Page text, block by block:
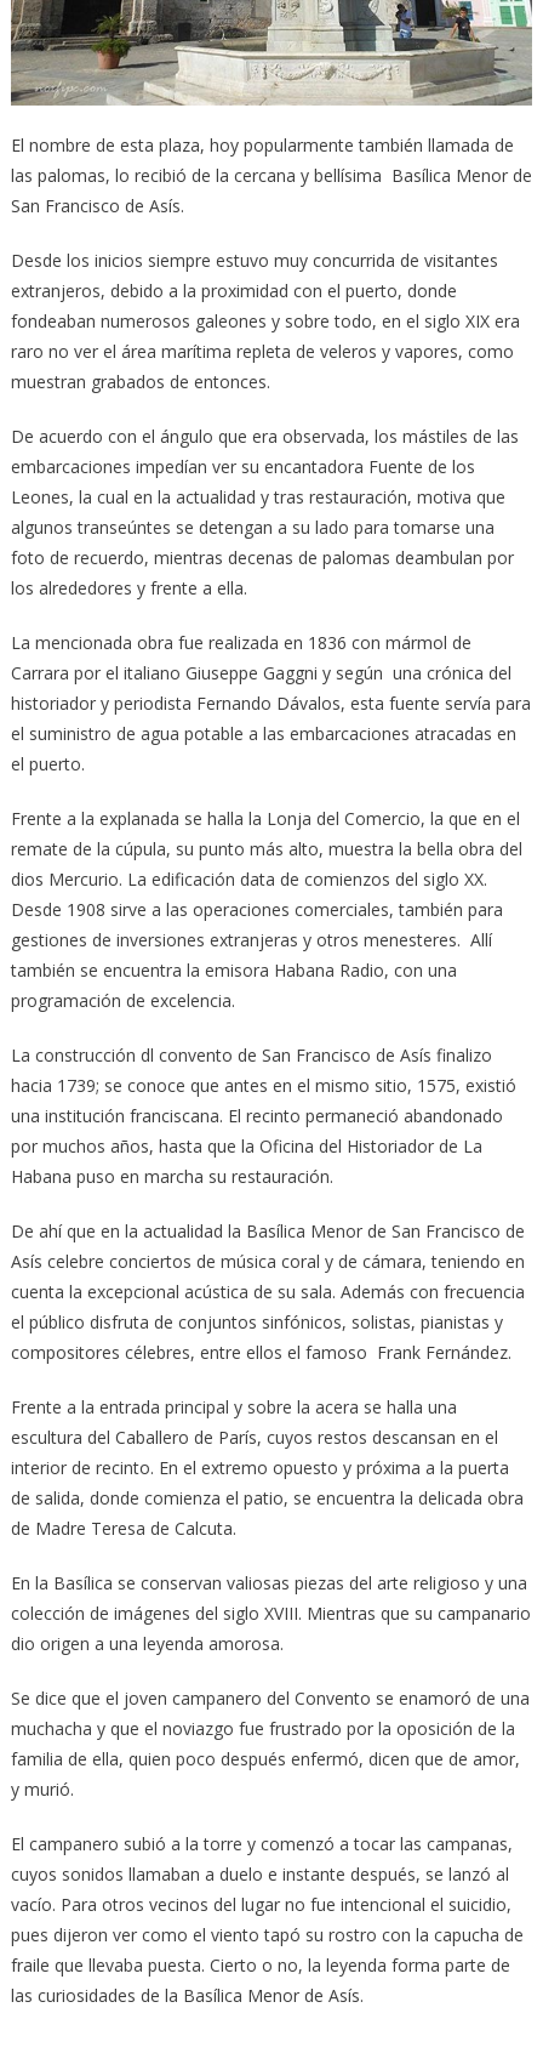
El nombre de esta plaza, hoy popularmente también llamada de
las palomas, lo recibió de la cercana y bellísima Basílica Menor de
San Francisco de Asís.
Desde los inicios siempre estuvo muy concurrida de visitantes
extranjeros, debido a la proximidad con el puerto, donde
fondeaban numerosos galeones y sobre todo, en el siglo XIX era
raro no ver el área marítima repleta de veleros y vapores, como
muestran grabados de entonces.
De acuerdo con el ángulo que era observada, los mástiles de las
embarcaciones impedían ver su encantadora Fuente de los
Leones, la cual en la actualidad y tras restauración, motiva que
algunos transeúntes se detengan a su lado para tomarse una
foto de recuerdo, mientras decenas de palomas deambulan por
los alrededores y frente a ella.
La mencionada obra fue realizada en 1836 con mármol de
Carrara por el italiano Giuseppe Gaggni y según una crónica del
historiador y periodista Fernando Dávalos, esta fuente servía para
el suministro de agua potable a las embarcaciones atracadas en
el puerto.
Frente a la explanada se halla la Lonja del Comercio, la que en el
remate de la cúpula, su punto más alto, muestra la bella obra del
dios Mercurio. La edificación data de comienzos del siglo XX.
Desde 1908 sirve a las operaciones comerciales, también para
gestiones de inversiones extranjeras y otros menesteres. Allí
también se encuentra la emisora Habana Radio, con una
programación de excelencia.
La construcción dl convento de San Francisco de Asís finalizo
hacia 1739; se conoce que antes en el mismo sitio, 1575, existió
una institución franciscana. El recinto permaneció abandonado
por muchos años, hasta que la Oficina del Historiador de La
Habana puso en marcha su restauración.
De ahí que en la actualidad la Basílica Menor de San Francisco de
Asís celebre conciertos de música coral y de cámara, teniendo en
cuenta la excepcional acústica de su sala. Además con frecuencia
el público disfruta de conjuntos sinfónicos, solistas, pianistas y
compositores célebres, entre ellos el famoso Frank Fernández.
Frente a la entrada principal y sobre la acera se halla una
escultura del Caballero de París, cuyos restos descansan en el
interior de recinto. En el extremo opuesto y próxima a la puerta
de salida, donde comienza el patio, se encuentra la delicada obra
de Madre Teresa de Calcuta.
En la Basílica se conservan valiosas piezas del arte religioso y una
colección de imágenes del siglo XVIII. Mientras que su campanario
dio origen a una leyenda amorosa.
Se dice que el joven campanero del Convento se enamoró de una
muchacha y que el noviazgo fue frustrado por la oposición de la
familia de ella, quien poco después enfermó, dicen que de amor,
y murió.
El campanero subió a la torre y comenzó a tocar las campanas,
cuyos sonidos llamaban a duelo e instante después, se lanzó al
vacío. Para otros vecinos del lugar no fue intencional el suicidio,
pues dijeron ver como el viento tapó su rostro con la capucha de
fraile que llevaba puesta. Cierto o no, la leyenda forma parte de
las curiosidades de la Basílica Menor de Asís.